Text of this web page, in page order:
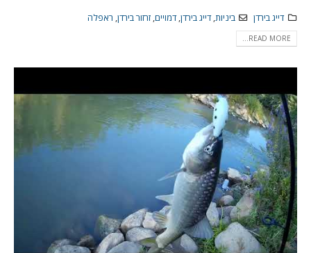
דייג בירדן ביניות,דייג בירדן,דמויים,זרזור בירדן, ראפלה
READ MORE...